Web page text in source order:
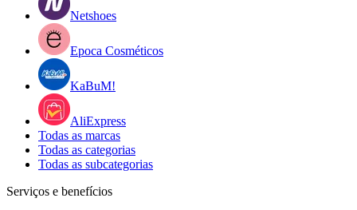
Netshoes
Epoca Cosméticos
KaBuM!
AliExpress
Todas as marcas
Todas as categorias
Todas as subcategorias
Serviços e benefícios